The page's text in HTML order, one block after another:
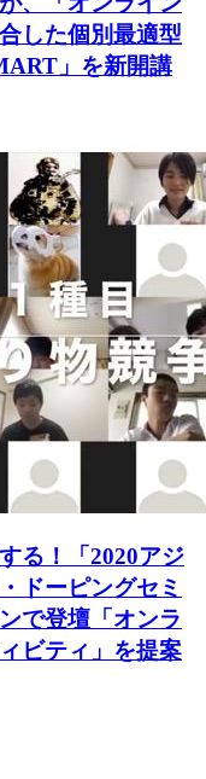
した個別最適型
」を新開講
る！「2020アジ
ドーピングセミ
で登壇「オンラ
ビティ」を提案